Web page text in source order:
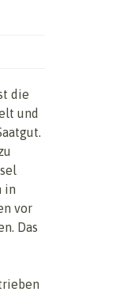
die
und
in
vor
Das